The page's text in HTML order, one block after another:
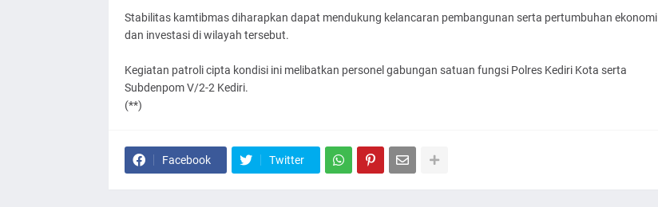
Stabilitas kamtibmas diharapkan dapat mendukung kelancaran pembangunan serta pertumbuhan ekonomi
dan investasi di wilayah tersebut.
Kegiatan patroli cipta kondisi ini melibatkan personel gabungan satuan fungsi Polres Kediri Kota serta
Subdenpom V/2-2 Kediri.
(**)
Facebook Twitter